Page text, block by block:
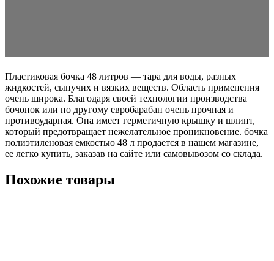
Пластиковая бочка 48 литров — тара для воды, разных
жидкостей, сыпучих и вязких веществ. Область применения
очень широка. Благодаря своей технологии производства
бочонок или по другому евробарабан очень прочная и
противоударная. Она имеет герметичную крышку и шлинт,
который предотвращает нежелательное проникновение. бочка
полиэтиленовая емкостью 48 л продается в нашем магазине,
ее легко купить, заказав на сайте или самовывозом со склада.
Похожие товары